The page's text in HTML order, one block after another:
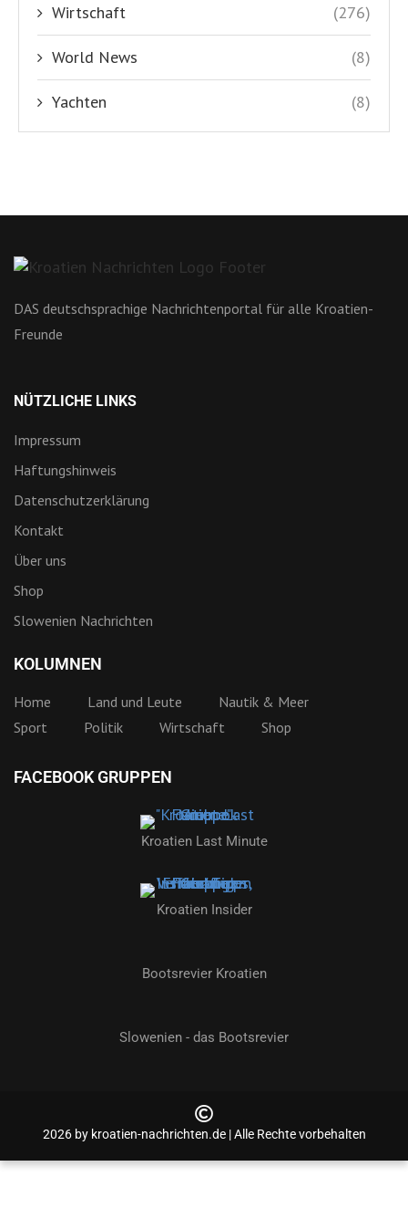
Wirtschaft (276)
World News (8)
Yachten (8)
DAS deutschsprachige Nachrichtenportal für alle Kroatien-
Freunde
NÜTZLICHE LINKS
Impressum
Haftungshinweis
Datenschutzerklärung
Kontakt
Über uns
Shop
Slowenien Nachrichten
KOLUMNEN
Home Land und Leute
Nautik & Meer
Sport
Politik Wirtschaft Shop
FACEBOOK GRUPPEN
Kroatien Last Minute
Kroatien Insider
Bootsrevier Kroatien
Slowenien - das Bootsrevier
2026 by kroatien-nachrichten.de | Alle Rechte vorbehalten